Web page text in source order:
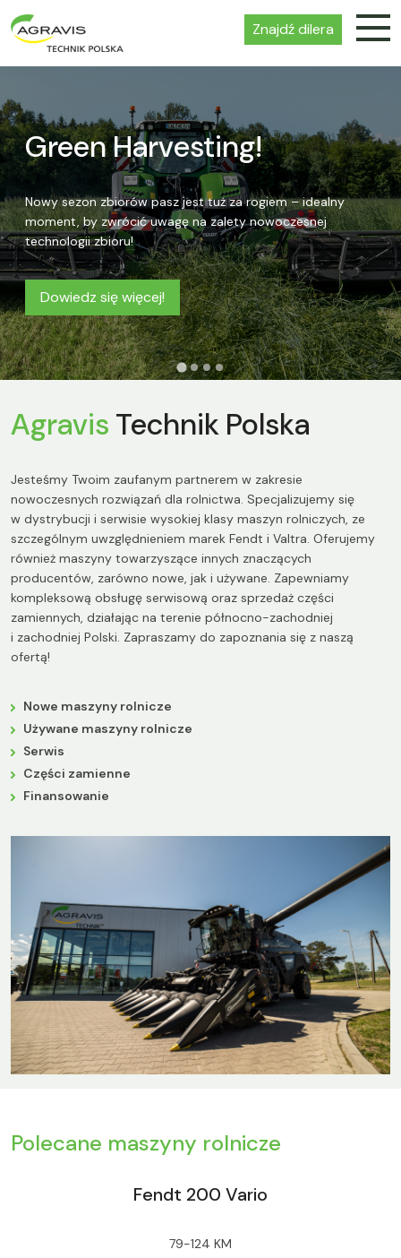
Znajdź dilera
Green Harvesting!
Nowy sezon zbiorów pasz jest tuż za rogiem – idealny
moment, by zwrócić uwagę na zalety nowoczesnej
technologii zbioru!
Dowiedz się więcej!
Agravis Technik Polska
Jesteśmy Twoim zaufanym partnerem w zakresie
nowoczesnych rozwiązań dla rolnictwa. Specjalizujemy się
w dystrybucji i serwisie wysokiej klasy maszyn rolniczych, ze
szczególnym uwzględnieniem marek Fendt i Valtra. Oferujemy
również maszyny towarzyszące innych znaczących
producentów, zarówno nowe, jak i używane. Zapewniamy
kompleksową obsługę serwisową oraz sprzedaż części
zamiennych, działając na terenie północno-zachodniej
i zachodniej Polski. Zapraszamy do zapoznania się z naszą
ofertą!
Nowe maszyny rolnicze
Używane maszyny rolnicze
Serwis
Części zamienne
Finansowanie
Polecane maszyny rolnicze
Fendt 200 Vario
79-124 KM